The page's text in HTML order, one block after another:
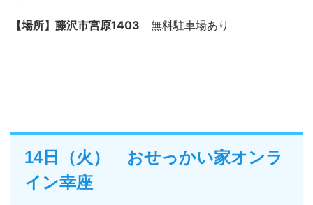
【場所】藤沢市宮原1403 無料駐車場あり
14日（火） おせっかい家オンラ
イン幸座